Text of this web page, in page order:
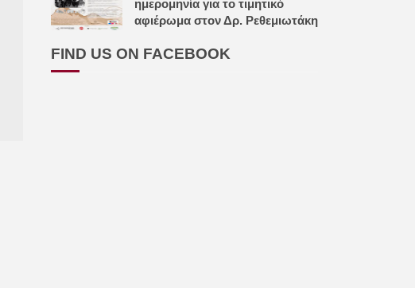
ημερομηνία για το τιμητικό
αφιέρωμα στον Δρ. Ρεθεμιωτάκη
FIND US ON FACEBOOK